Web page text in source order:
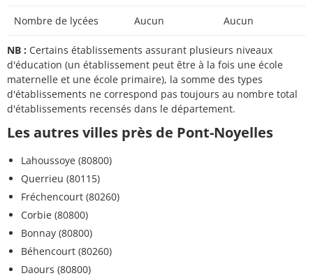
Nombre de lycées Aucun Aucun
NB : Certains établissements assurant plusieurs niveaux
d'éducation (un établissement peut être à la fois une école
maternelle et une école primaire), la somme des types
d'établissements ne correspond pas toujours au nombre total
d'établissements recensés dans le département.
Les autres villes près de Pont-Noyelles
Lahoussoye (80800)
Querrieu (80115)
Fréchencourt (80260)
Corbie (80800)
Bonnay (80800)
Béhencourt (80260)
Daours (80800)